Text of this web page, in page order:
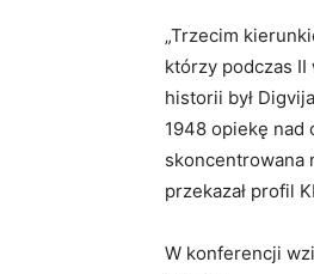
„Trzecim
którzy podczas
historii był
1948 opiekę nad
skoncentrowana
przekazał profil
W konferencji